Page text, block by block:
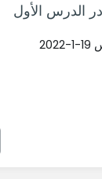
الدرس الأول